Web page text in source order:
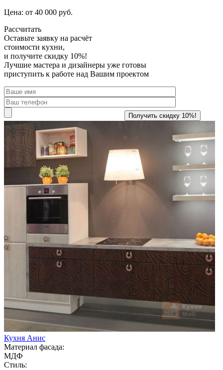
Цена: от 40 000 руб.
Рассчитать
Оставьте заявку на расчёт
стоимости кухни,
и получите скидку 10%!
Лучшие мастера и дизайнеры уже готовы
приступить к работе над Вашим проектом
Кухня Анис
Материал фасада:
МДФ
Стиль: